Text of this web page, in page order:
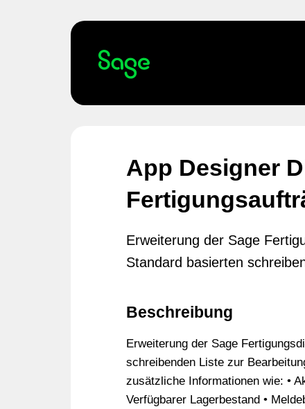
App Designer
Erweiterung der Sage
Standard basierten
Beschreibung
Erweiterung der Sage
schreibenden Liste zur
zusätzliche Informationen wie: •
Verfügbarer Lagerbestand •